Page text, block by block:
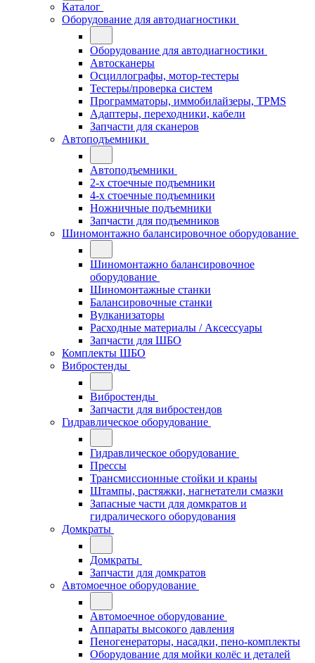
Каталог
Оборудование для автодиагностики
Оборудование для автодиагностики
Автосканеры
Осциллографы, мотор-тестеры
Тестеры/проверка систем
Программаторы, иммобилайзеры, TPMS
Адаптеры, переходники, кабели
Запчасти для сканеров
Автоподъемники
Автоподъемники
2-х стоечные подъемники
4-х стоечные подъемники
Ножничные подъемники
Запчасти для подъемников
Шиномонтажно балансировочное оборудование
Шиномонтажно балансировочное
оборудование
Шиномонтажные станки
Балансировочные станки
Вулканизаторы
Расходные материалы / Аксессуары
Запчасти для ШБО
Комплекты ШБО
Вибростенды
Вибростенды
Запчасти для вибростендов
Гидравлическое оборудование
Гидравлическое оборудование
Прессы
Трансмиссионные стойки и краны
Штампы, растяжки, нагнетатели смазки
Запасные части для домкратов и
гидралического оборудования
Домкраты
Домкраты
Запчасти для домкратов
Автомоечное оборудование
Автомоечное оборудование
Аппараты высокого давления
Пеногенераторы, насадки, пено-комплекты
Оборудование для мойки колёс и деталей